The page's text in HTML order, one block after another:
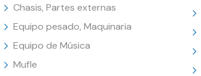
Chasis, Partes externas
Equipo pesado, Maquinaria
Equipo de Música
Mufle